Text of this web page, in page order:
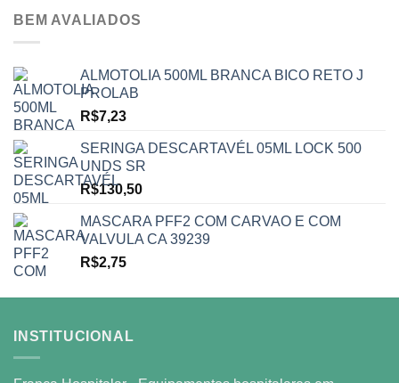
BEM AVALIADOS
ALMOTOLIA 500ML BRANCA BICO RETO J
PROLAB
R$7,23
SERINGA DESCARTAVÉL 05ML LOCK 500
UNDS SR
R$130,50
MASCARA PFF2 COM CARVAO E COM
VALVULA CA 39239
R$2,75
INSTITUCIONAL